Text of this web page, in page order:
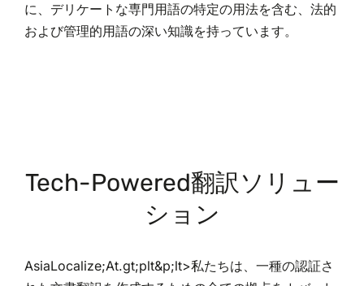
に、デリケートな専門用語の特定の用法を含む、法的
および管理的用語の深い知識を持っています。
Tech-Powered翻訳ソリュー
ション
AsiaLocalize;At.gt;plt&p;lt>私たちは、一種の認証さ